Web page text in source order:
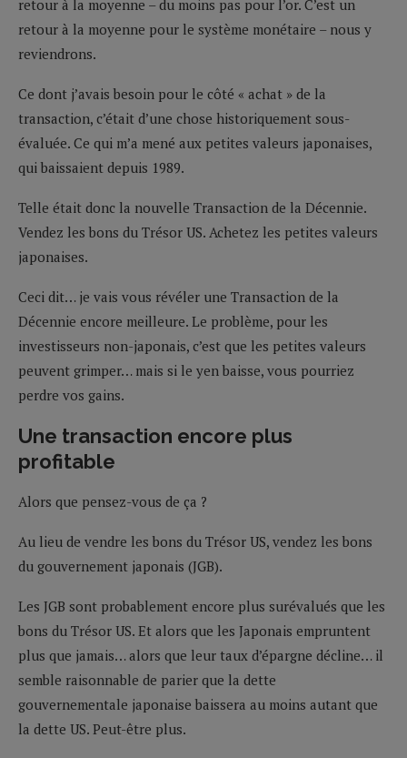
retour à la moyenne – du moins pas pour l’or. C’est un
retour à la moyenne pour le système monétaire – nous y
reviendrons.
Ce dont j’avais besoin pour le côté « achat » de la
transaction, c’était d’une chose historiquement sous-
évaluée. Ce qui m’a mené aux petites valeurs japonaises,
qui baissaient depuis 1989.
Telle était donc la nouvelle Transaction de la Décennie.
Vendez les bons du Trésor US. Achetez les petites valeurs
japonaises.
Ceci dit… je vais vous révéler une Transaction de la
Décennie encore meilleure. Le problème, pour les
investisseurs non-japonais, c’est que les petites valeurs
peuvent grimper… mais si le yen baisse, vous pourriez
perdre vos gains.
Une transaction encore plus
profitable
Alors que pensez-vous de ça ?
Au lieu de vendre les bons du Trésor US, vendez les bons
du gouvernement japonais (JGB).
Les JGB sont probablement encore plus surévalués que les
bons du Trésor US. Et alors que les Japonais empruntent
plus que jamais… alors que leur taux d’épargne décline… il
semble raisonnable de parier que la dette
gouvernementale japonaise baissera au moins autant que
la dette US. Peut-être plus.